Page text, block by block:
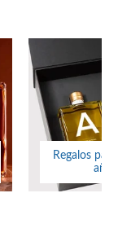
Regalos
años